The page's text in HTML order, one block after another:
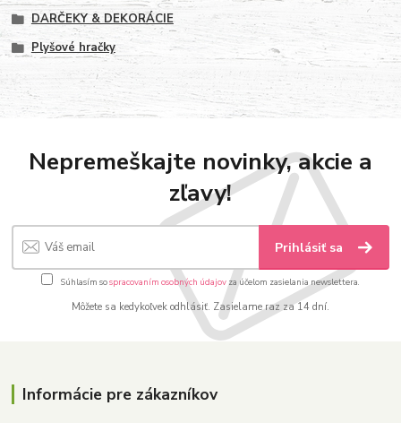
DARČEKY & DEKORÁCIE
Plyšové hračky
Nepremeškajte novinky, akcie a
zľavy!
Prihlásiť sa
Súhlasím sospracovaním osobných údajov za účelom zasielania newslettera.
Môžete sa kedykoľvek odhlásiť. Zasielame raz za 14 dní.
Informácie pre zákazníkov